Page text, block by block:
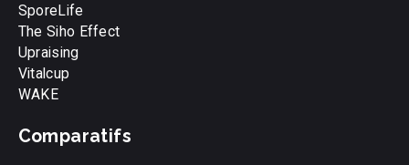
SporeLife
The Siho Effect
Upraising
Vitalcup
WAKE
Comparatifs